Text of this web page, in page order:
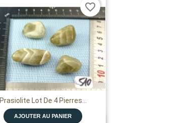
Prasiolite Lot De 4 Pierres...
AJOUTER AU PANIER
favorite_border